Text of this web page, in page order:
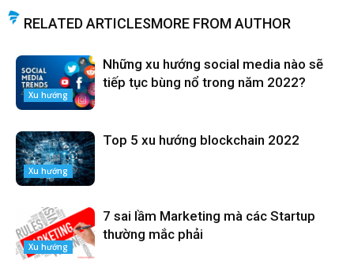
RELATED ARTICLESMORE FROM AUTHOR
Xu hướng
Những xu hướng social media nào sẽ
tiếp tục bùng nổ trong năm 2022?
Xu hướng
Top 5 xu hướng blockchain 2022
Xu hướng
7 sai lầm Marketing mà các Startup
thường mắc phải